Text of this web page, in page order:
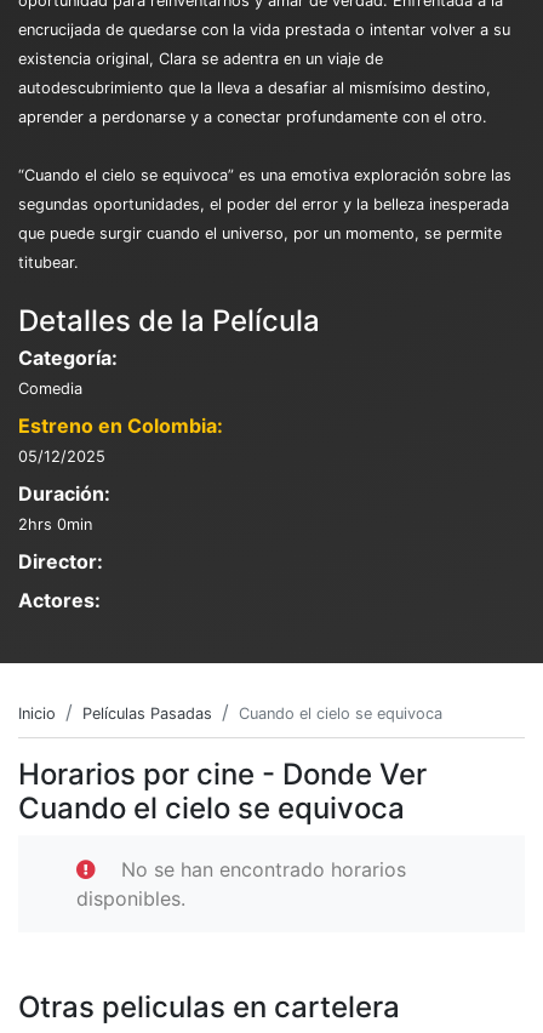
encrucijada de quedarse con la vida prestada o intentar volver a su
existencia original, Clara se adentra en un viaje de
autodescubrimiento que la lleva a desafiar al mismísimo destino,
aprender a perdonarse y a conectar profundamente con el otro.
“Cuando el cielo se equivoca” es una emotiva exploración sobre las
segundas oportunidades, el poder del error y la belleza inesperada
que puede surgir cuando el universo, por un momento, se permite
titubear.
Detalles de la Película
Categoría:
Comedia
Estreno en Colombia:
05/12/2025
Duración:
2hrs 0min
Director:
Actores:
Inicio Películas Pasadas Cuando el cielo se equivoca
Horarios por cine - Donde Ver
Cuando el cielo se equivoca
No se han encontrado horarios
disponibles.
Otras peliculas en cartelera